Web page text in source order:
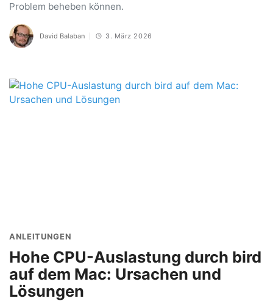
Problem beheben können.
David Balaban 3. März 2026
ANLEITUNGEN
Hohe CPU-Auslastung durch bird
auf dem Mac: Ursachen und
Lösungen